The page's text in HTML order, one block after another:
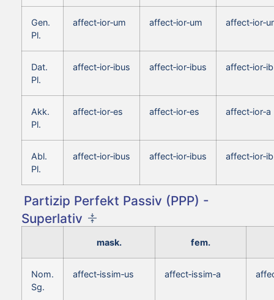
Gen.
Pl.
affect‑ior‑um affect‑ior‑um
Dat.
Pl.
affect‑ior‑ibus affect‑ior‑ibus
Akk.
Pl.
affect‑ior‑es affect‑ior‑es affect‑ior‑a
Abl.
Pl.
affect‑ior‑ibus affect‑ior‑ibus
Partizip Perfekt Passiv (PPP) -
Superlativ
mask. fem.
Nom.
Sg.
affect‑issim‑us affect‑issim‑a